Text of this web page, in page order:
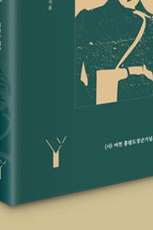
트로츠키와 회견
해제 당하다│‘자유시 참
으로│둘째 아들 병사, 적군
권│모스크바의 극동민족대
, 해방 후 ‘배척’의 사유되
기 노렸으나
에 시달리다│전우들과 농
련 정세 변화로 개간한 땅